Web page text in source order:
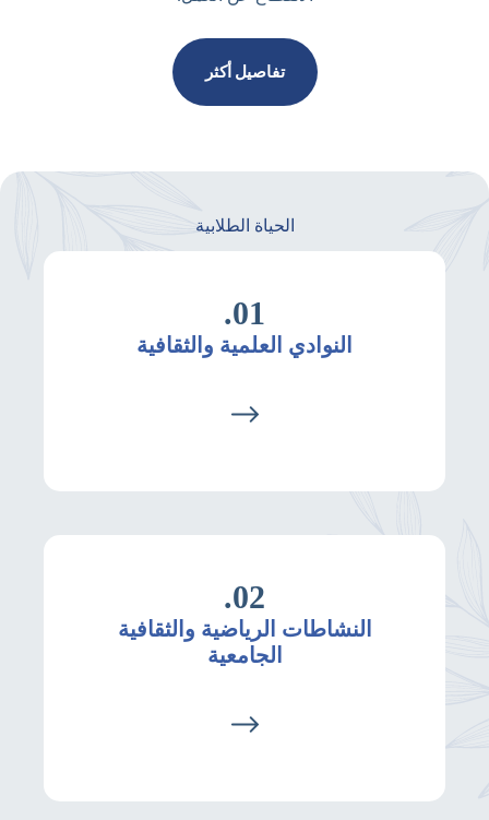
تفاصيل أكثر
الحياة الطلابية
01.
النوادي العلمية والثقافية
02.
النشاطات الرياضية والثقافية
الجامعية